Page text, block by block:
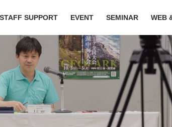
STAFF SUPPORT EVENT SEMINAR WEB